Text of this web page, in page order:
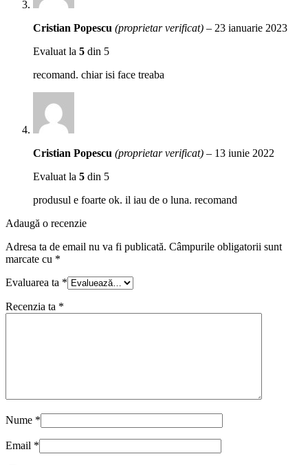
Cristian Popescu (proprietar verificat) – 23 ianuarie 2023
Evaluat la 5 din 5
recomand. chiar isi face treaba
Cristian Popescu (proprietar verificat) – 13 iunie 2022
Evaluat la 5 din 5
produsul e foarte ok. il iau de o luna. recomand
Adaugă o recenzie
Adresa ta de email nu va fi publicată. Câmpurile obligatorii sunt
marcate cu *
Evaluarea ta *
Recenzia ta *
Nume *
Email *